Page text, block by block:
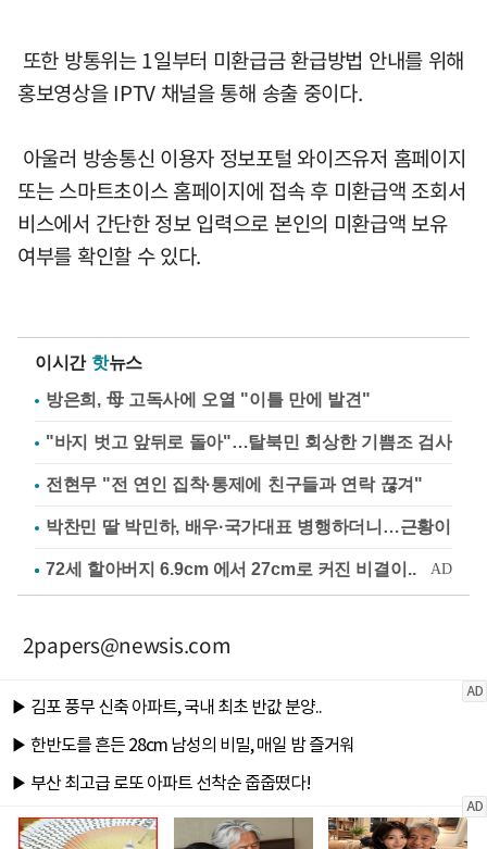
또한 방통위는 1일부터 미환급금 환급방법 안내를 위해
홍보영상을 IPTV 채널을 통해 송출 중이다.
아울러 방송통신 이용자 정보포털 와이즈유저 홈페이지
또는 스마트초이스 홈페이지에 접속 후 미환급액 조회서
비스에서 간단한 정보 입력으로 본인의 미환급액 보유
여부를 확인할 수 있다.
이시간 핫뉴스
방은희, 母 고독사에 오열 "이틀 만에 발견"
"바지 벗고 앞뒤로 돌아"…탈북민 회상한 기쁨조 검사
전현무 "전 연인 집착·통제에 친구들과 연락 끊겨"
박찬민 딸 박민하, 배우·국가대표 병행하더니…근황이
2papers@newsis.com